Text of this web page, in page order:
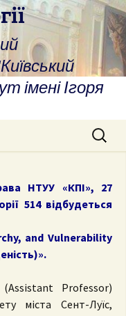
імені Ігоря
Search
for:
НТУУ «КПІ», 27
514 відбудеться
and Vulnerability
Professor)
міста Сент-Луїс,